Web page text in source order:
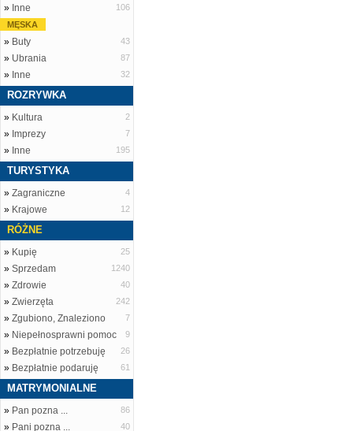
» Inne
106
MĘSKA
» Buty 43
» Ubrania 87
» Inne 32
ROZRYWKA
» Kultura 2
» Imprezy 7
» Inne 195
TURYSTYKA
» Zagraniczne 4
» Krajowe 12
RÓŻNE
» Kupię 25
» Sprzedam 1240
» Zdrowie 40
» Zwierzęta 242
» Zgubiono, Znaleziono 7
» Niepełnosprawni pomoc 9
» Bezpłatnie potrzebuję 26
» Bezpłatnie podaruję 61
MATRYMONIALNE
» Pan pozna ... 86
» Pani pozna ... 40